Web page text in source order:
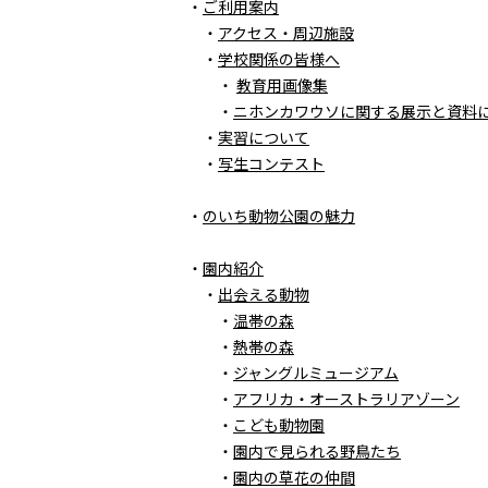
・ ご利用案内
・ アクセス・周辺施設
・ 学校関係の皆様へ
・ 教育用画像集
・ ニホンカワウソに関する展示と資料
・ 実習について
・ 写生コンテスト
・ のいち動物公園の魅力
・ 園内紹介
・ 出会える動物
・ 温帯の森
・ 熱帯の森
・ ジャングルミュージアム
・ アフリカ・オーストラリアゾーン
・ こども動物園
・ 園内で見られる野鳥たち
・ 園内の草花の仲間